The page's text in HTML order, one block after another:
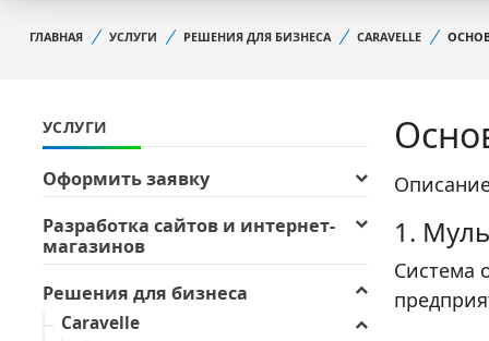
НАШИ ПРЕИМУЩЕСТВА
ОФИЦИАЛЬНЫЕ
ДОКУМЕНТЫ
ОБРАТНАЯ СВЯЗЬ
ОТЗЫВЫ КЛИЕНТОВ
НОВОСТИ
ОБРАБОТКА
ОФИЦИАЛЬНЫЕ
ОБРАТНАЯ СВЯЗЬ
ОТЗЫВЫ КЛИЕНТОВ
ГЛАВНАЯ УСЛУГИ РЕШЕНИЯ ДЛЯ БИЗНЕСА CARAVELLE
1.
Система
УСЛУГИ
Оформить заявку
Разработка сайтов и интернет-
магазинов
Решения для бизнеса
Caravelle